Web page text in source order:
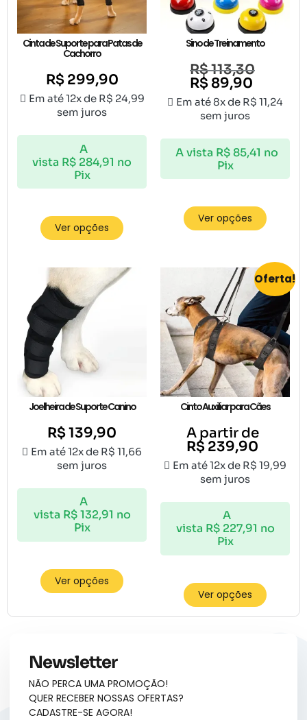
Cinta de Suporte para Patas de
Cachorro
R$299,90
Em até 12x de R$ 24,99
sem juros
A
vista R$ 284,91 no
Pix
Ver opções
Sino de Treinamento
R$113,30
R$ 89,90
Em até 8x de R$ 11,24
sem juros
A vista R$85,41 no
Pix
Ver opções
Joelheira de Suporte Canino
R$139,90
Em até 12x de R$ 11,66
sem juros
A
vista R$132,91 no
Pix
Ver opções
Oferta!
Cinto Auxiliar para Cães
A partir de
R$239,90
Em até 12x de R$ 19,99
sem juros
A
vista R$227,91 no
Pix
Ver opções
Newsletter
NÃO PERCA UMA PROMOÇÃO!
QUER RECEBER NOSSAS OFERTAS?
CADASTRE-SE AGORA!